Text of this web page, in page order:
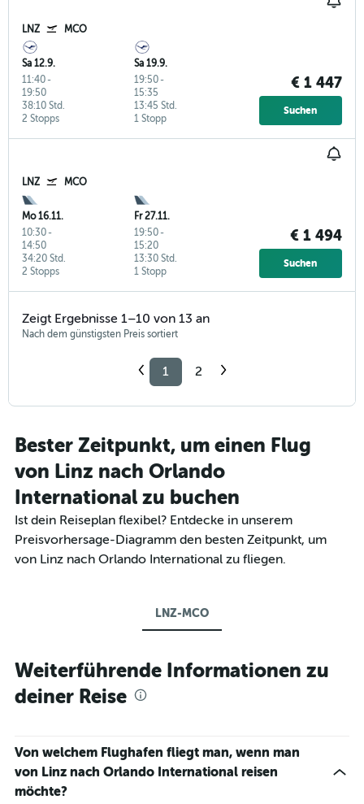
LNZ MCO
Sa 12.9.
11:40-
19:50
2 Stopps
38:10 Std.
Sa 19.9.
19:50-
15:35
1 Stopp
13:45 Std.
€ 1 447
Suchen
LNZ MCO
Mo 16.11.
10:30-
14:50
2 Stopps
34:20 Std.
Fr 27.11.
19:50-
15:20
1 Stopp
13:30 Std.
€ 1 494
Suchen
Zeigt Ergebnisse 1–10 von 13 an
Nach dem günstigsten Preis sortiert
1 2
Bester Zeitpunkt, um einen Flug
von Linz nach Orlando
International zu buchen
Ist dein Reiseplan flexibel? Entdecke in unserem
Preisvorhersage-Diagramm den besten Zeitpunkt, um
von Linz nach Orlando International zu fliegen.
LNZ-MCO
Weiterführende Informationen zu
deiner Reise
Von welchem Flughafen fliegt man, wenn man
von Linz nach Orlando International reisen
möchte?